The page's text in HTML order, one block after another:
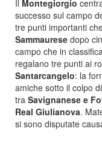
Il Montegiorgio
successo sul campo
tre punti importanti
Sammaurese dopo
campo che in
regalano tre punti ai
Santarcangelo: la
amiche sotto il colpo
tra Savignanese e
Real Giulianova.
si sono disputate